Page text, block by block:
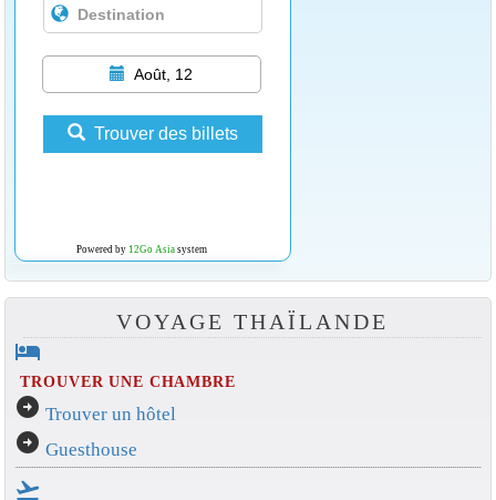
Août, 12
Trouver des billets
Powered by 12Go Asiasystem
VOYAGE THAÏLANDE
hotel
TROUVER UNE CHAMBRE
arrow_circle_right Trouver un hôtel
arrow_circle_right Guesthouse
flight_takeoff